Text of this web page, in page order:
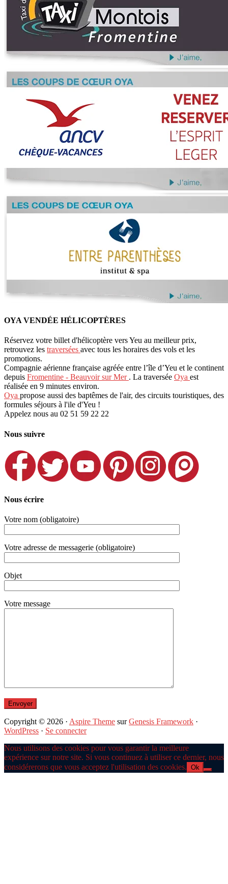
OYA VENDÉE HÉLICOPTÈRES
Réservez votre billet d'hélicoptère vers Yeu au meilleur prix,
retrouvez les traversées avec tous les horaires des vols et les
promotions.
Compagnie aérienne française agréée entre l’île d’Yeu et le continent
depuis Fromentine - Beauvoir sur Mer . La traversée Oya est
réalisée en 9 minutes environ.
Oya propose aussi des baptêmes de l'air, des circuits touristiques, des
formules séjours à l'ile d'Yeu !
Appelez nous au 02 51 59 22 22
Nous suivre
Nous écrire
Votre nom (obligatoire)
Votre adresse de messagerie (obligatoire)
Objet
Votre message
Copyright © 2026 · Aspire Theme surGenesis Framework ·
WordPress · Se connecter
Nous utilisons des cookies pour vous garantir la meilleure
expérience sur notre site. Si vous continuez à utiliser ce dernier, nous
considérerons que vous acceptez l'utilisation des cookies. Ok